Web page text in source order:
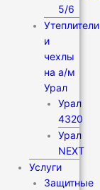
5/6
Утеплители
и
чехлы
на а/м
Урал
Урал
4320
Урал
NEXT
Услуги
Защитные